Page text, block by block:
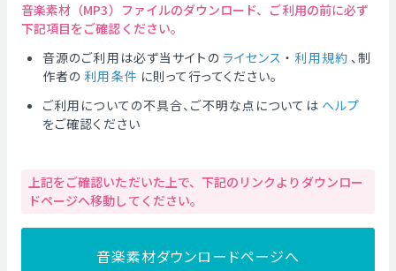
音楽素材（MP3）ファイルのダウンロード、ご利用の前に必ず
下記項目をご確認ください。
音源のご利用は必ず当サイトの ライセンス ・ 利用規約 、制
作者の 利用条件 に則って行ってください。
ご利用についての不具合、ご不明な点については ヘルプ
をご確認ください
上記をご確認いただいた上で、下記のリンクよりダウンロー
ドページへ移動してください。
音楽素材ダウンロードページへ